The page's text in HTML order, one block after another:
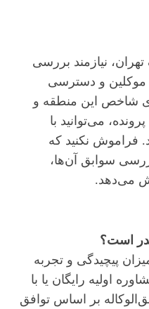
تهران، نیازمند بررسی
و دسترسی
شاخص این منطقه و
می‌توانید با
فراموش نکنید که
سوابق آن‌ها،
می‌دهد.
پیچیدگی و تجربه
اولیه رایگان یا با
بر اساس توافق